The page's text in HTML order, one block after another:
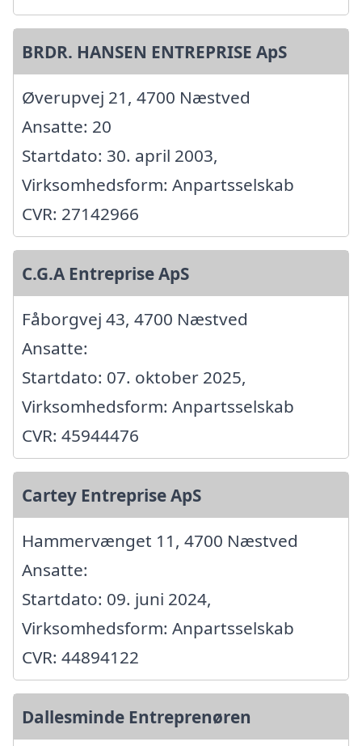
BRDR. HANSEN ENTREPRISE ApS
Øverupvej 21, 4700 Næstved
Ansatte: 20
Startdato: 30. april 2003,
Virksomhedsform: Anpartsselskab
CVR: 27142966
C.G.A Entreprise ApS
Fåborgvej 43, 4700 Næstved
Ansatte:
Startdato: 07. oktober 2025,
Virksomhedsform: Anpartsselskab
CVR: 45944476
Cartey Entreprise ApS
Hammervænget 11, 4700 Næstved
Ansatte:
Startdato: 09. juni 2024,
Virksomhedsform: Anpartsselskab
CVR: 44894122
Dallesminde Entreprenøren